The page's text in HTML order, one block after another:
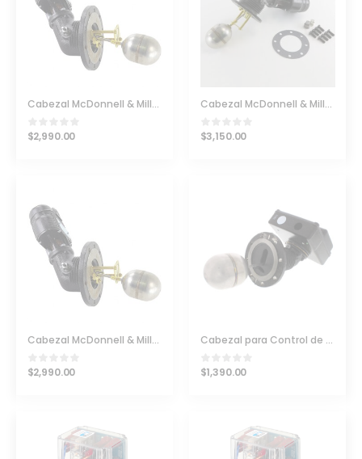
Cabezal McDonnell & Miller 194-HD
$2,990.00
Cabezal McDonnell & Miller Modelo 93-7B-HD PN 163200
$3,150.00
Cabezal McDonnell & Miller para 94-M-HD y 194-M-HD
$2,990.00
Cabezal para Control de Nivel de McDonnell & Miller Serie 150
$1,390.00